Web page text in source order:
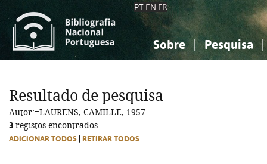
PT EN FR
Sobre Pesquisa
Ciências sociais...
Ciências sociais...
Resultado de pesquisa
Autor:=LAURENS, CAMILLE, 1957-
3 registos encontrados
ADICIONAR TODOS RETIRAR TODOS